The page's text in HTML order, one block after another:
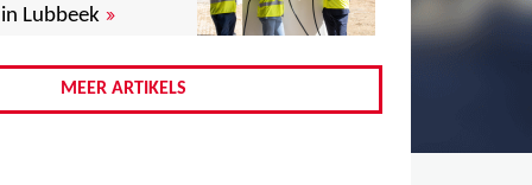
Lubbeek »
MEER ARTIKELS